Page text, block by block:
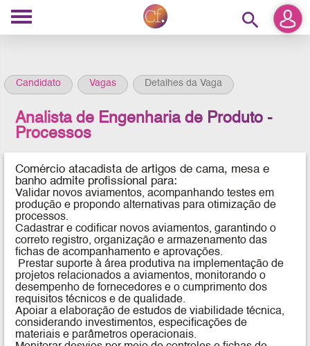
search
Candidato Vagas Detalhes da Vaga
Analista de Engenharia de Produto -
Processos
Comércio atacadista de artigos de cama, mesa e
banho admite profissional para:
Validar novos aviamentos, acompanhando testes em
produção e propondo alternativas para otimização de
processos.
Cadastrar e codificar novos aviamentos, garantindo o
correto registro, organização e armazenamento das
fichas de acompanhamento e aprovações.
Prestar suporte à área produtiva na implementação de
projetos relacionados a aviamentos, monitorando o
desempenho de fornecedores e o cumprimento dos
requisitos técnicos e de qualidade.
Apoiar a elaboração de estudos de viabilidade técnica,
considerando investimentos, especificações de
materiais e parâmetros operacionais.